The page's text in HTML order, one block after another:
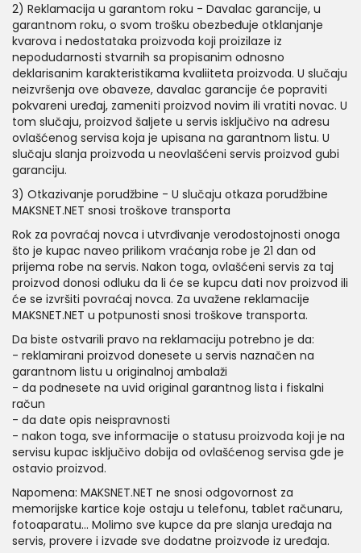
2) Reklamacija u garantom roku - Davalac garancije, u
garantnom roku, o svom trošku obezbeđuje otklanjanje
kvarova i nedostataka proizvoda koji proizilaze iz
nepodudarnosti stvarnih sa propisanim odnosno
deklarisanim karakteristikama kvaliiteta proizvoda. U slučaju
neizvršenja ove obaveze, davalac garancije će popraviti
pokvareni uređaj, zameniti proizvod novim ili vratiti novac. U
tom slučaju, proizvod šaljete u servis isključivo na adresu
ovlašćenog servisa koja je upisana na garantnom listu. U
slučaju slanja proizvoda u neovlašćeni servis proizvod gubi
garanciju.
3) Otkazivanje porudžbine - U slučaju otkaza porudžbine
MAKSNET.NET snosi troškove transporta
Rok za povraćaj novca i utvrđivanje verodostojnosti onoga
što je kupac naveo prilikom vraćanja robe je 21 dan od
prijema robe na servis. Nakon toga, ovlašćeni servis za taj
proizvod donosi odluku da li će se kupcu dati nov proizvod ili
će se izvršiti povraćaj novca. Za uvažene reklamacije
MAKSNET.NET u potpunosti snosi troškove transporta.
Da biste ostvarili pravo na reklamaciju potrebno je da:
- reklamirani proizvod donesete u servis naznačen na
garantnom listu u originalnoj ambalaži
- da podnesete na uvid original garantnog lista i fiskalni
račun
- da date opis neispravnosti
- nakon toga, sve informacije o statusu proizvoda koji je na
servisu kupac isključivo dobija od ovlašćenog servisa gde je
ostavio proizvod.
Napomena: MAKSNET.NET ne snosi odgovornost za
memorijske kartice koje ostaju u telefonu, tablet računaru,
fotoaparatu... Molimo sve kupce da pre slanja uređaja na
servis, provere i izvade sve dodatne proizvode iz uređaja.